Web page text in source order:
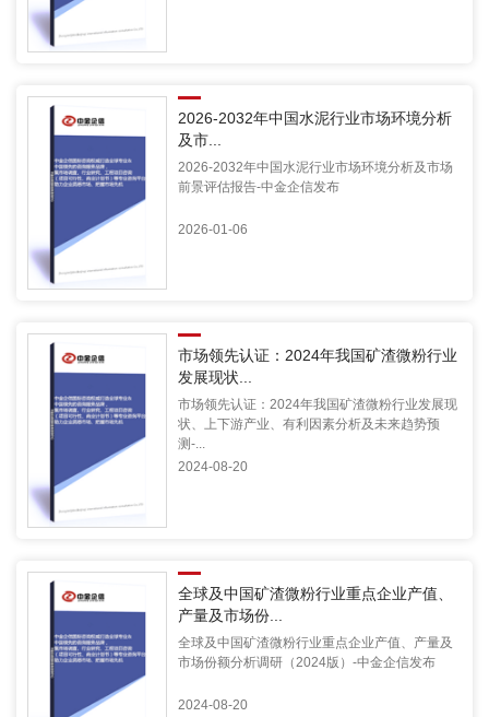
2026-2032年中国水泥行业市场环境分析
及市...
2026-2032年中国水泥行业市场环境分析及市场
前景评估报告-中金企信发布
2026-01-06
市场领先认证：2024年我国矿渣微粉行业
发展现状...
市场领先认证：2024年我国矿渣微粉行业发展现
状、上下游产业、有利因素分析及未来趋势预
测-...
2024-08-20
全球及中国矿渣微粉行业重点企业产值、
产量及市场份...
全球及中国矿渣微粉行业重点企业产值、产量及
市场份额分析调研（2024版）-中金企信发布
2024-08-20